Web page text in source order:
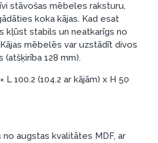
parakstīt tikai tā persona,
saņemšanas līgumā.
lūdzam iepazīties ar
stāvošas mēbeles raksturu,
koka kājas. Kad esat
kļūst stabils un neatkarīgs no
mēbelēs var uzstādīt divos
128 mm).
L 100.2 (104.2 ar kājām) x H 50
augstas kvalitātes MDF, ar